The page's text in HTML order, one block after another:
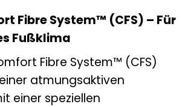
Fibre System™ (CFS) – Für
Fußklima
Fibre System™ (CFS)
atmungsaktiven
einer speziellen